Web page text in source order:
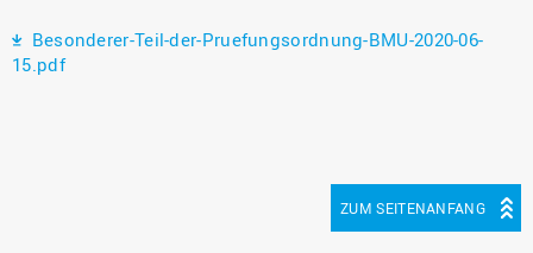
Besonderer-Teil-der-Pruefungsordnung-BMU-2020-06-
15.pdf
ZUM SEITENANFANG